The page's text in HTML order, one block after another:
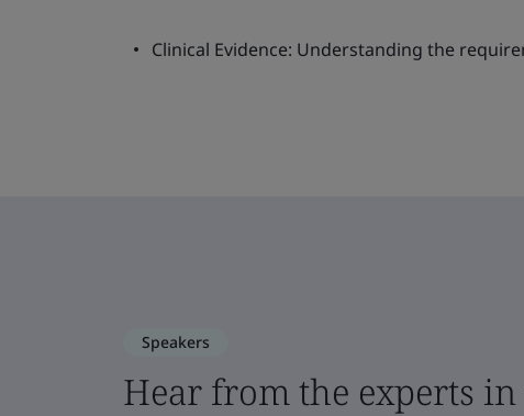
Clinical Evidence: Understanding the
Speakers
Hear from the experts